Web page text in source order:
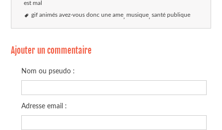
est mal
gif animés avez-vous donc une ame musique santé publique
Ajouter un commentaire
Nom ou pseudo :
Adresse email :